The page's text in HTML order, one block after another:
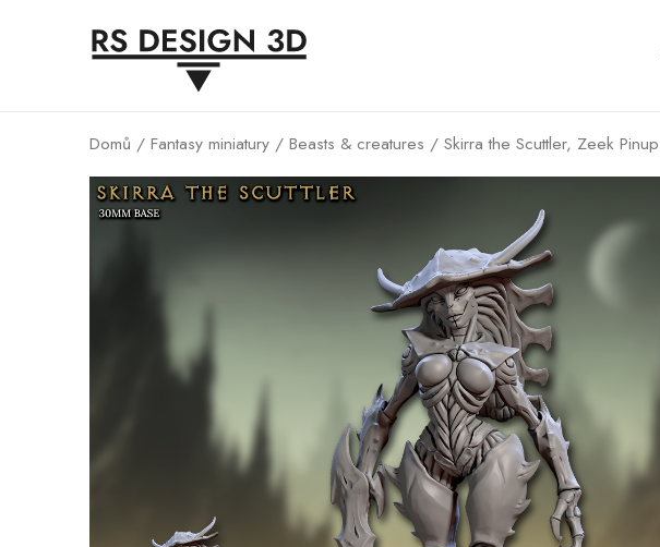
Domů / Fantasy miniatury / Beasts & creatures / Skirra the Scuttler, Zeek Pinup